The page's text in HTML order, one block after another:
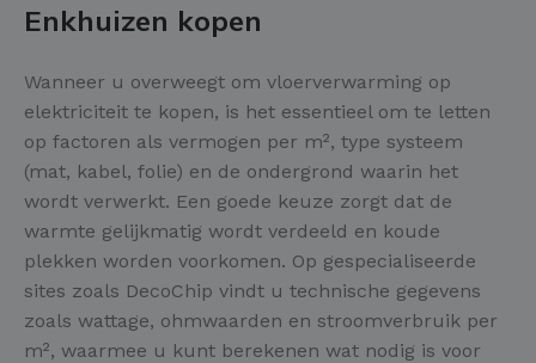
Enkhuizen kopen
Wanneer u overweegt om vloerverwarming op
elektriciteit te kopen, is het essentieel om te letten
op factoren als vermogen per m², type systeem
(mat, kabel, folie) en de ondergrond waarin het
wordt verwerkt. Een goede keuze zorgt dat de
warmte gelijkmatig wordt verdeeld en koude
plekken worden voorkomen. Op gespecialiseerde
sites zoals DecoChip vindt u technische gegevens
zoals wattage, ohmwaarden en stroomverbruik per
m², waarmee u kunt berekenen wat nodig is voor